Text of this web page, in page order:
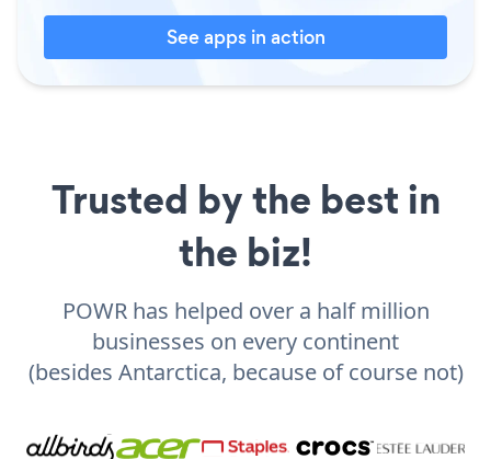
See apps in action
Trusted by the best in
the biz!
POWR has helped over a half million
businesses on every continent
(besides Antarctica, because of course not)